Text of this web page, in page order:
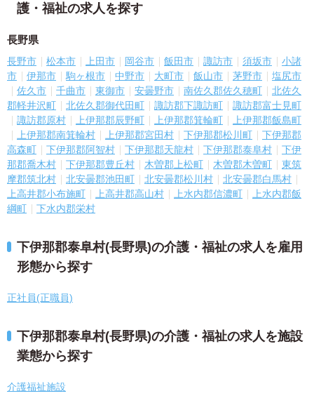
護・福祉の求人を探す
長野県
長野市 松本市 上田市 岡谷市 飯田市 諏訪市 須坂市
小諸
市
伊那市 駒ヶ根市 中野市 大町市 飯山市 茅野市
塩尻市
佐久市
千曲市 東御市 安曇野市 南佐久郡佐久穂町
北佐久
郡軽井沢町
北佐久郡御代田町 諏訪郡下諏訪町
諏訪郡富士見町
諏訪郡原村
上伊那郡辰野町 上伊那郡箕輪町
上伊那郡飯島町
上伊那郡南箕輪村
上伊那郡宮田村 下伊那郡松川町
下伊那郡
高森町
下伊那郡阿智村 下伊那郡天龍村 下伊那郡泰阜村
下伊
那郡喬木村
下伊那郡豊丘村 木曽郡上松町 木曽郡木曽町
東筑
摩郡筑北村
北安曇郡池田町 北安曇郡松川村
北安曇郡白馬村
上高井郡小布施町
上高井郡高山村 上水内郡信濃町
上水内郡飯
綱町
下水内郡栄村
下伊那郡泰阜村(長野県)の介護・福祉の求人を雇用
形態から探す
正社員(正職員)
下伊那郡泰阜村(長野県)の介護・福祉の求人を施設
業態から探す
介護福祉施設